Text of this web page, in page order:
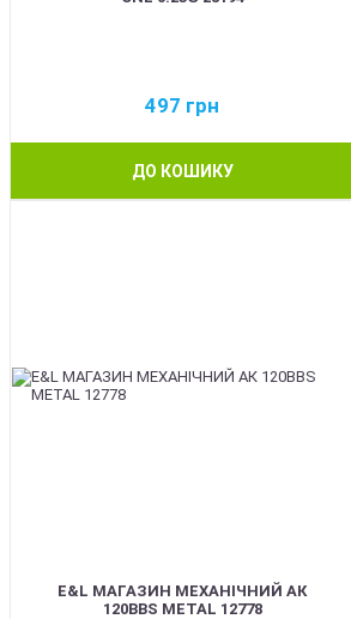
497 грн
ДО КОШИКУ
E&L МАГАЗИН МЕХАНІЧНИЙ АК
120BBS METAL 12778